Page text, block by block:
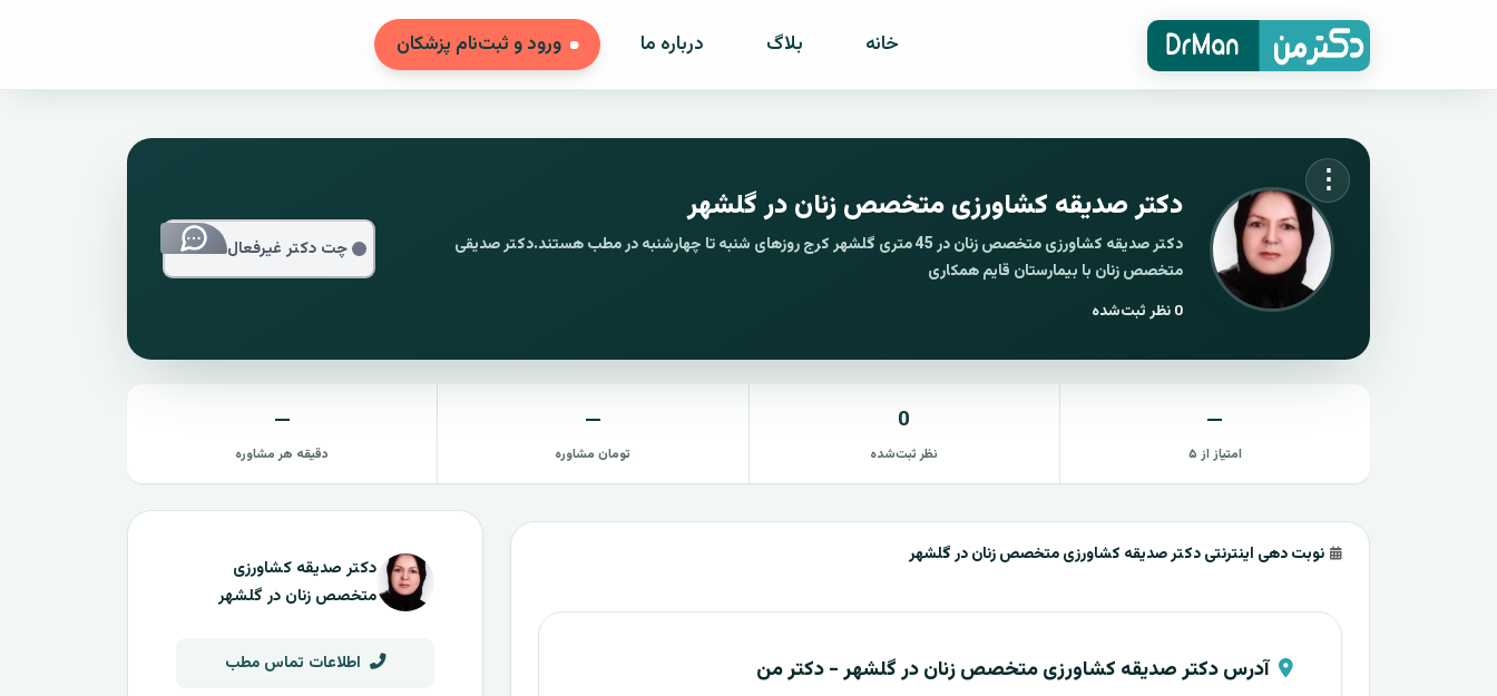
خانه بلاگ درباره ما ورود و ثبت‌نام پزشکان
⋮
دکتر صدیقه کشاورزی متخصص زنان در گلشهر
دکتر صدیقه کشاورزی متخصص زنان در 45 متری گلشهر کرج روزهای شنبه تا چهارشنبه در مطب هستند.دکتر صدیقی
متخصص زنان با بیمارستان قایم همکاری
0نظر ثبت‌شده
چت دکتر غیرفعال
—
امتیاز از ۵
0
نظر ثبت‌شده
—
تومان مشاوره
—
دقیقه هر مشاوره
نوبت دهی اینترنتی دکتر صدیقه کشاورزی متخصص زنان در گلشهر
آدرس دکتر صدیقه کشاورزی متخصص زنان در گلشهر - دکتر من
دکتر صدیقه کشاورزی
متخصص زنان در گلشهر
اطلاعات تماس مطب